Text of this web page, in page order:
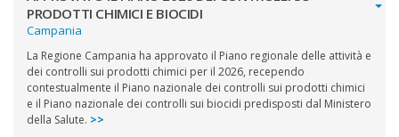
PRODOTTI CHIMICI E BIOCIDI
Campania
La Regione Campania ha approvato il Piano regionale delle attività e
dei controlli sui prodotti chimici per il 2026, recependo
contestualmente il Piano nazionale dei controlli sui prodotti chimici
e il Piano nazionale dei controlli sui biocidi predisposti dal Ministero
della Salute. >>